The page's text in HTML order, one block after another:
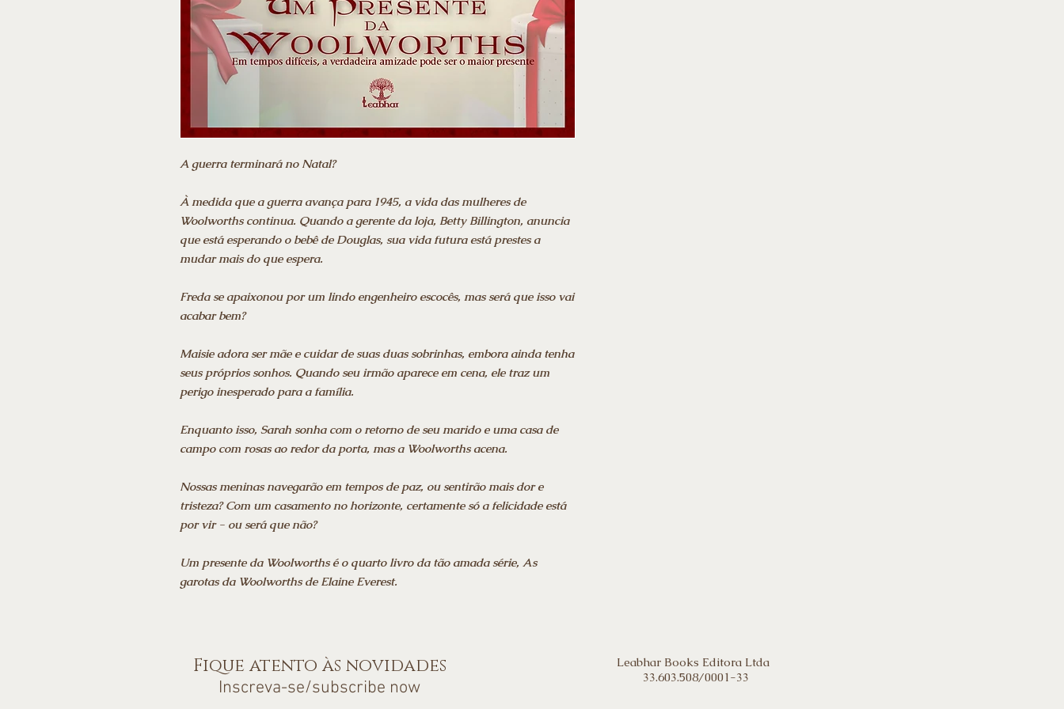
A guerra terminará no Natal?
À medida que a guerra avança para 1945, a vida das mulheres de
Woolworths continua. Quando a gerente da loja, Betty Billington, anuncia
que está esperando o bebê de Douglas, sua vida futura está prestes a
mudar mais do que espera.
Freda se apaixonou por um lindo engenheiro escocês, mas será que isso vai
acabar bem?
Maisie adora ser mãe e cuidar de suas duas sobrinhas, embora ainda tenha
seus próprios sonhos. Quando seu irmão aparece em cena, ele traz um
perigo inesperado para a família.
Enquanto isso, Sarah sonha com o retorno de seu marido e uma casa de
campo com rosas ao redor da porta, mas a Woolworths acena.
Nossas meninas navegarão em tempos de paz, ou sentirão mais dor e
tristeza? Com um casamento no horizonte, certamente só a felicidade está
por vir - ou será que não?
Um presente da Woolworths é o quarto livro da tão amada série, As
garotas da Woolworths de Elaine Everest.
Fique atento às novidades
Inscreva-se/subscribe now
Leabhar Books Editora Ltda
33.603.508/0001-33